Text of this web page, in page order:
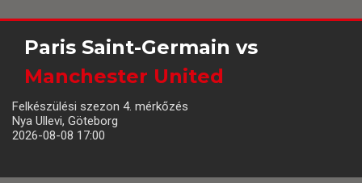
Paris Saint-Germain vs
Manchester United
Felkészülési szezon 4. mérkőzés
Nya Ullevi, Göteborg
2026-08-08 17:00